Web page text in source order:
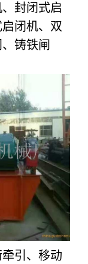
封闭式启
闭机、双
铸铁闸
引、移动